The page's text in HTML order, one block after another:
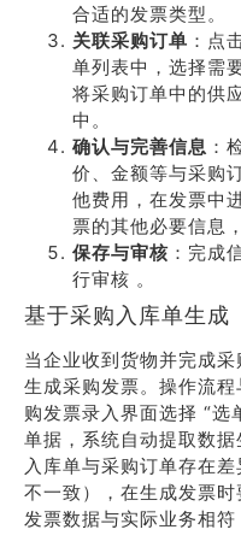
合适的发票类型。
关联采购订单 ：点
单列表中，选择需
将采购订单中的供
中。
确认与完善信息 ：
价、金额等与采购
他费用，在发票中
票的其他必要信息
保存与审核 ：完成
行审核 。
基于采购入库单生成
当企业收到货物并完成
生成采购发票。操作流
购发票录入界面选择 “选
单据，系统自动提取数
入库单与采购订单存在
不一致），在生成发票
发票数据与实际业务相符